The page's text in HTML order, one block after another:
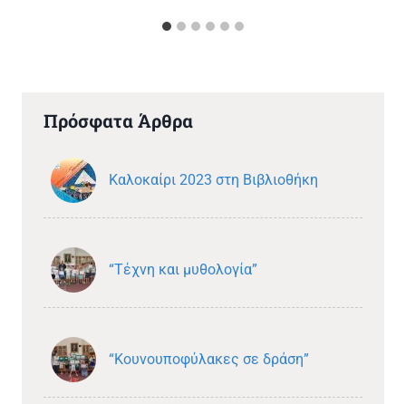
Πρόσφατα Άρθρα
Καλοκαίρι 2023 στη Βιβλιοθήκη
“Τέχνη και μυθολογία”
“Κουνουποφύλακες σε δράση”